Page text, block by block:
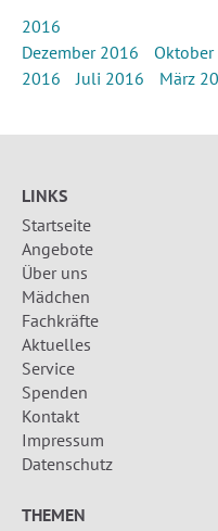
2016
Dezember 2016
2016
Juli 2016 März
LINKS
Startseite
Angebote
Über uns
Mädchen
Fachkräfte
Aktuelles
Service
Spenden
Kontakt
Impressum
Datenschutz
THEMEN